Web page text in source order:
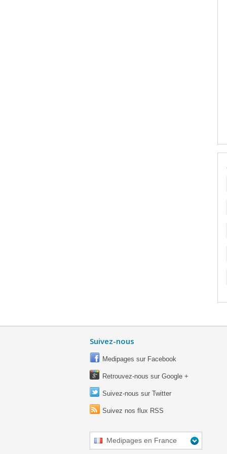
Suivez-nous
Medipages sur Facebook
Retrouvez-nous sur Google +
Suivez-nous sur Twitter
Suivez nos flux RSS
Medipages en France